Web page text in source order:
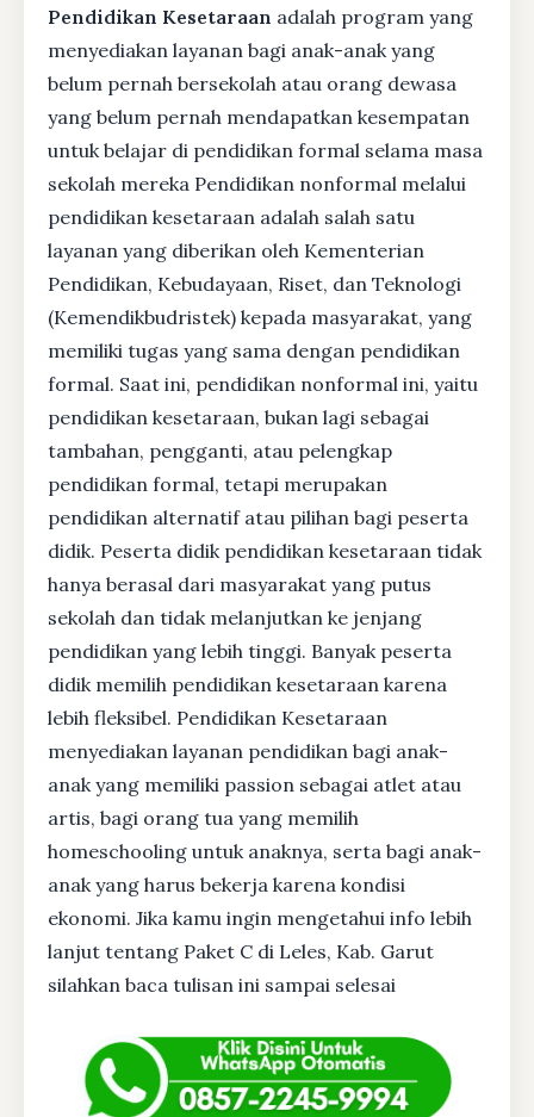
Pendidikan Kesetaraan adalah program yang
menyediakan layanan bagi anak-anak yang
belum pernah bersekolah atau orang dewasa
yang belum pernah mendapatkan kesempatan
untuk belajar di pendidikan formal selama masa
sekolah mereka Pendidikan nonformal melalui
pendidikan kesetaraan adalah salah satu
layanan yang diberikan oleh Kementerian
Pendidikan, Kebudayaan, Riset, dan Teknologi
(Kemendikbudristek) kepada masyarakat, yang
memiliki tugas yang sama dengan pendidikan
formal. Saat ini, pendidikan nonformal ini, yaitu
pendidikan kesetaraan, bukan lagi sebagai
tambahan, pengganti, atau pelengkap
pendidikan formal, tetapi merupakan
pendidikan alternatif atau pilihan bagi peserta
didik. Peserta didik pendidikan kesetaraan tidak
hanya berasal dari masyarakat yang putus
sekolah dan tidak melanjutkan ke jenjang
pendidikan yang lebih tinggi. Banyak peserta
didik memilih pendidikan kesetaraan karena
lebih fleksibel. Pendidikan Kesetaraan
menyediakan layanan pendidikan bagi anak-
anak yang memiliki passion sebagai atlet atau
artis, bagi orang tua yang memilih
homeschooling untuk anaknya, serta bagi anak-
anak yang harus bekerja karena kondisi
ekonomi. Jika kamu ingin mengetahui info lebih
lanjut tentang Paket C di Leles, Kab. Garut
silahkan baca tulisan ini sampai selesai